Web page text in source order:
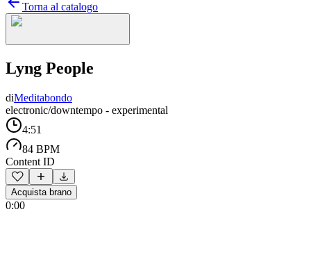
Torna al catalogo
Lyng People
diMeditabondo
electronic/downtempo - experimental
4:51
84 BPM
Content ID
Acquista brano
0:00